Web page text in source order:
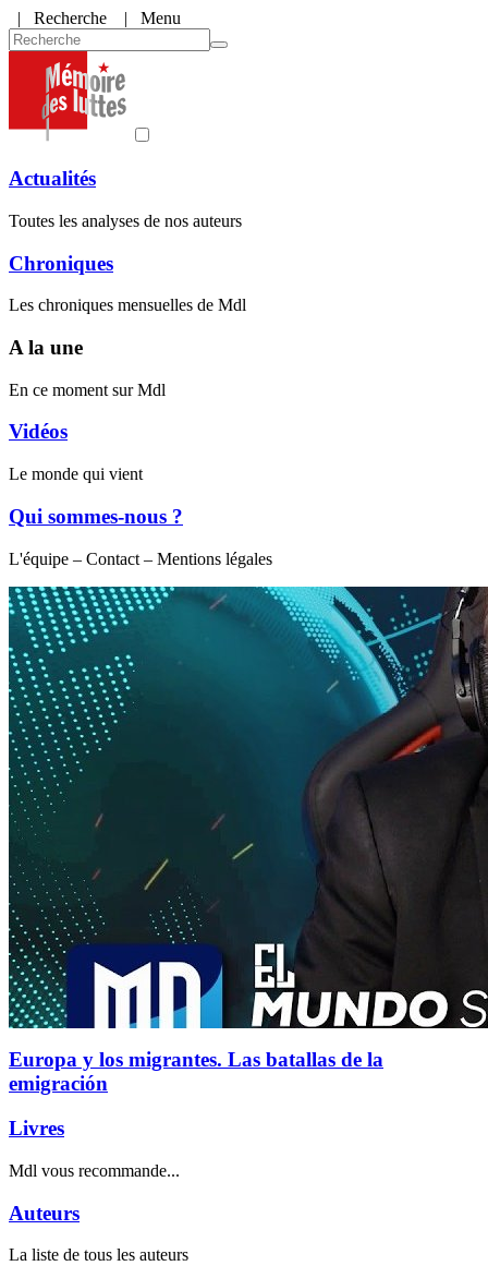
| Recherche | Menu
Actualités
Toutes les analyses de nos auteurs
Chroniques
Les chroniques mensuelles de Mdl
A la une
En ce moment sur Mdl
Vidéos
Le monde qui vient
Qui sommes-nous ?
L'équipe – Contact – Mentions légales
Europa y los migrantes. Las batallas de la
emigración
Livres
Mdl vous recommande...
Auteurs
La liste de tous les auteurs